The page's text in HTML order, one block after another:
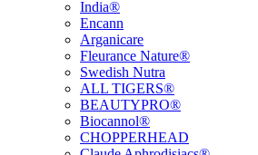
India®
Encann
Arganicare
Fleurance Nature®
Swedish Nutra
ALL TIGERS®
BEAUTYPRO®
Biocannol®
CHOPPERHEAD